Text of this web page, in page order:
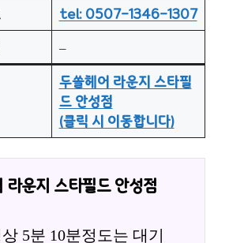
tel: 0507-1346-1307
–
두쏠헤어 라운지 스타필
드 안성점
(클릭 시 이동합니다)
라운지 스타필드 안성점
5분 10분정도는 대기